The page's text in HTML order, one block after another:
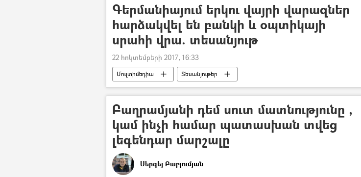
Գերմանիայում երկու վայրի վարազներ
հարձակվել են բանկի և օպտիկայի
սրահի վրա. տեսանյութ
22 հոկտեմբերի 2017, 16:33
Մուլտիմեդիա Տեսանյութեր
Բաղրամյանի դեմ սուտ մատնությունը ,
կամ ինչի համար պատասխան տվեց
լեգենդար մարշալը
Սերգեյ Բաբլումյան